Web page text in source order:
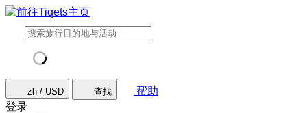
zh / USD 查找
帮助
登录